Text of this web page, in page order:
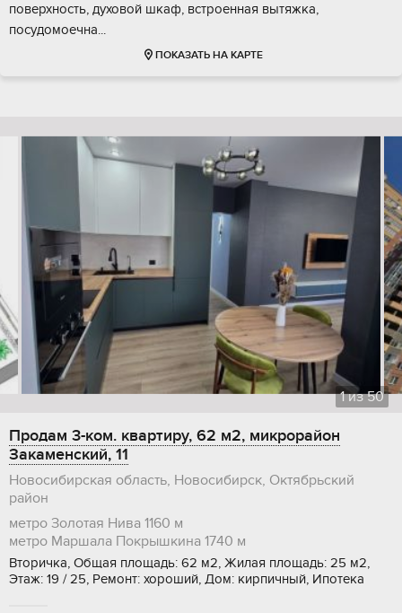
поверхность, духовой шкаф, встроенная вытяжка,
посудомоечна...
ПОКАЗАТЬ НА КАРТЕ
1из50
Продам 3-ком. квартиру, 62 м2, микрорайон
Закаменский, 11
Новосибирская область, Новосибирск, Октябрьский
район
метро Золотая Нива 1160 м
метро Маршала Покрышкина 1740 м
Вторичка, Общая площадь: 62 м2, Жилая площадь: 25 м2,
Этаж: 19 / 25, Ремонт: хороший, Дом: кирпичный, Ипотека